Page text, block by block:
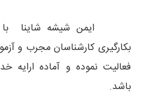
ایمن شیشه شاینا با
بکارگیری کارشناسان مجرب و
فعالیت نموده و آماده ارایه
باشد.